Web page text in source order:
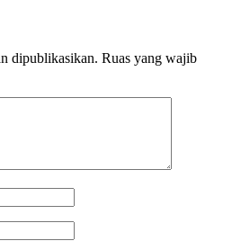
dipublikasikan. Ruas yang wajib